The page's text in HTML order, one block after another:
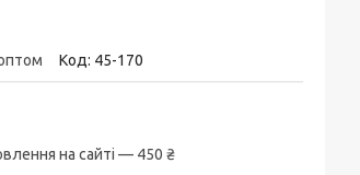
Код: 45-170
на сайті — 450 ₴